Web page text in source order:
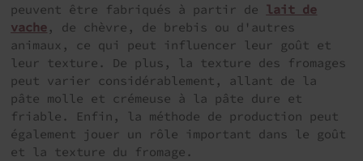
peuvent être fabriqués à partir de lait de
vache , de chèvre, de brebis ou d'autres
animaux, ce qui peut influencer leur goût et
leur texture. De plus, la texture des fromages
peut varier considérablement, allant de la
pâte molle et crémeuse à la pâte dure et
friable. Enfin, la méthode de production peut
également jouer un rôle important dans le goût
et la texture du fromage.